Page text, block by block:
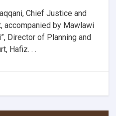
Chief Justice and
accompanied by Mawlawi
Director of Planning and
Hafiz. . .